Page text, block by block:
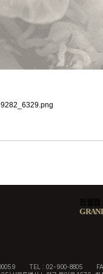
진월점
GRAND
TEL : 02-900-8805